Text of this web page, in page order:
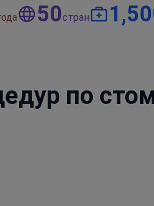
50стран
по